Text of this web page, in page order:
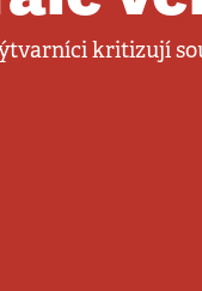
kritizují